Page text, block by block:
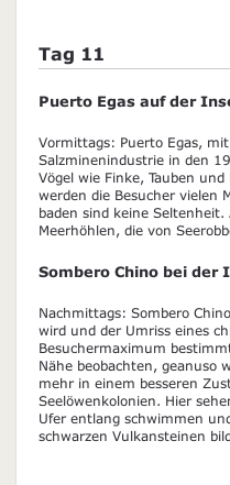
Tag 11
Puerto Egas auf der
Vormittags: Puerto Egas,
Salzminenindustrie in den
Vögel wie Finke, Tauben
werden die Besucher vielen
baden sind keine
Meerhöhlen, die von
Sombero Chino bei der
Nachmittags: Sombero
wird und der Umriss eines
Besuchermaximum
Nähe beobachten, geanuso
mehr in einem besseren
Seelöwenkolonien. Hier
Ufer entlang schwimmen
schwarzen Vulkansteinen